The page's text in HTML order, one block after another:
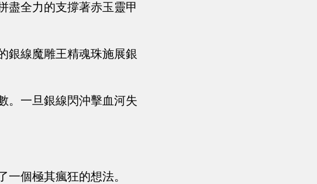
盡全力的支撐著赤玉靈甲
銀線魔雕王精魂珠施展銀
。一旦銀線閃沖擊血河失
個極其瘋狂的想法。